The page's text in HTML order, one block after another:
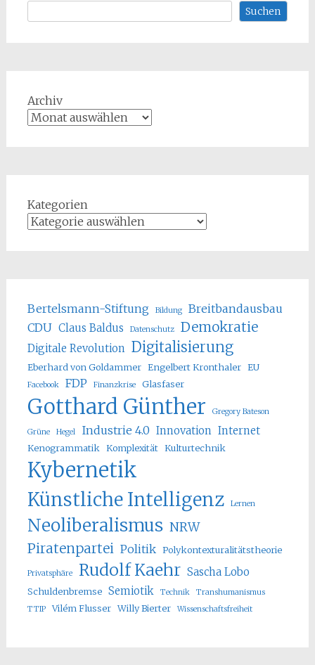
Suchen
Archiv
Kategorien
Bertelsmann-Stiftung Bildung
Breitbandausbau
CDU Claus Baldus Datenschutz Demokratie
Digitale Revolution Digitalisierung
Eberhard von Goldammer Engelbert Kronthaler EU
Facebook FDP Finanzkrise Glasfaser
Gotthard Günther Gregory Bateson
Grüne Hegel Industrie 4.0 Innovation Internet
Kenogrammatik Komplexität Kulturtechnik
Kybernetik
Künstliche Intelligenz Lernen
Neoliberalismus NRW
Piratenpartei Politik Polykontexturalitätstheorie
Privatsphäre Rudolf Kaehr Sascha Lobo
Schuldenbremse Semiotik Technik
Transhumanismus
TTIP
Vilém Flusser Willy Bierter Wissenschaftsfreiheit